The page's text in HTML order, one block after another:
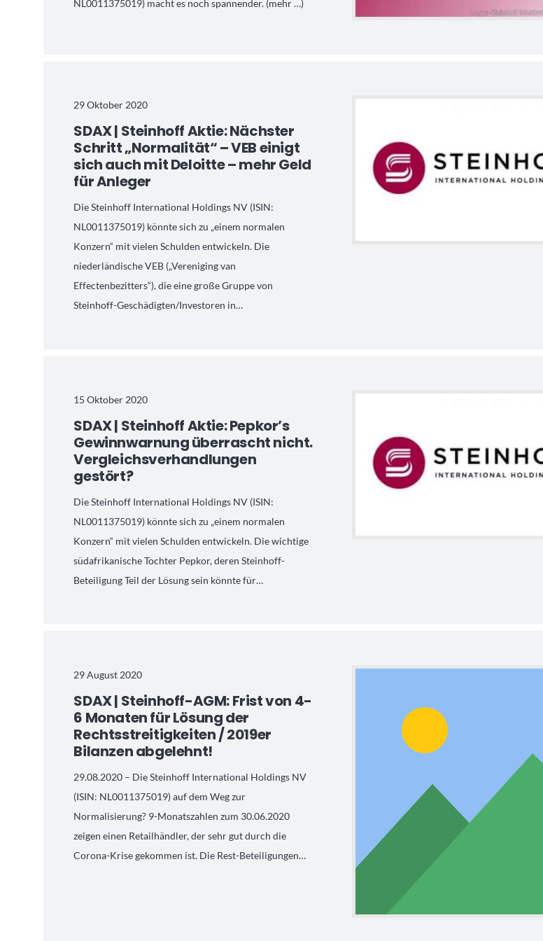
NL0011375019) macht es noch spannender. (mehr …)
29 Oktober 2020
SDAX | Steinhoff Aktie: Nächster
Schritt „Normalität“ – VEB einigt
sich auch mit Deloitte – mehr Geld
für Anleger
Die Steinhoff International Holdings NV (ISIN:
NL0011375019) könnte sich zu „einem normalen
Konzern“ mit vielen Schulden entwickeln. Die
niederländische VEB („Vereniging van
Effectenbezitters“), die eine große Gruppe von
Steinhoff-Geschädigten/Investoren in…
15 Oktober 2020
SDAX | Steinhoff Aktie: Pepkor’s
Gewinnwarnung überrascht nicht.
Vergleichsverhandlungen
gestört?
Die Steinhoff International Holdings NV (ISIN:
NL0011375019) könnte sich zu „einem normalen
Konzern“ mit vielen Schulden entwickeln. Die wichtige
südafrikanische Tochter Pepkor, deren Steinhoff-
Beteiligung Teil der Lösung sein könnte für…
29 August 2020
SDAX | Steinhoff-AGM: Frist von 4-
6 Monaten für Lösung der
Rechtsstreitigkeiten / 2019er
Bilanzen abgelehnt!
29.08.2020 – Die Steinhoff International Holdings NV
(ISIN: NL0011375019) auf dem Weg zur
Normalisierung? 9-Monatszahlen zum 30.06.2020
zeigen einen Retailhändler, der sehr gut durch die
Corona-Krise gekommen ist. Die Rest-Beteiligungen…